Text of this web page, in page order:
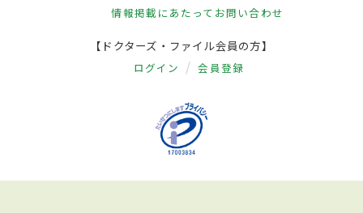
情報掲載にあたって お問い合わせ
【ドクターズ・ファイル会員の方】
ログイン 会員登録